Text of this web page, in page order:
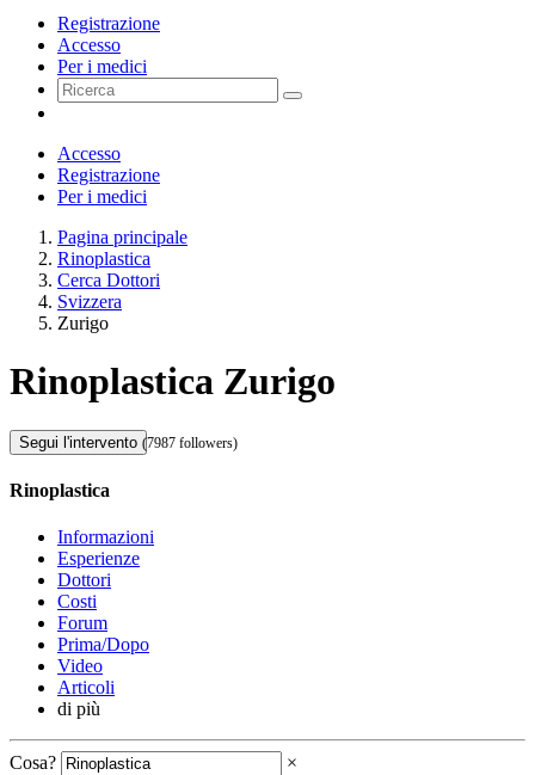
Registrazione
Accesso
Per i medici
Accesso
Registrazione
Per i medici
Pagina principale
Rinoplastica
Cerca Dottori
Svizzera
Zurigo
Rinoplastica Zurigo
Segui l'intervento (7987 followers)
Rinoplastica
Informazioni
Esperienze
Dottori
Costi
Forum
Prima/Dopo
Video
Articoli
di più
Cosa?
×